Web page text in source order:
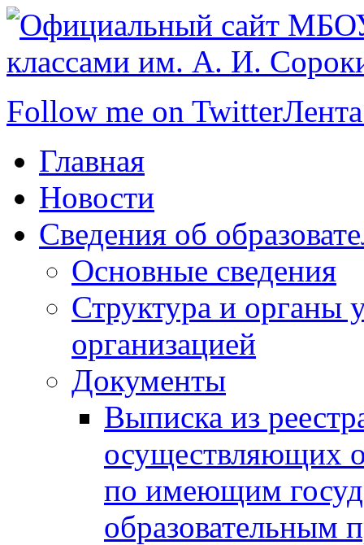
Follow me on Twitter
Главная
Новости
Сведения об
Основные сведения
Структура и органы
организацией
Документы
Выписка из
осуществляющих
по имеющим
образовательным